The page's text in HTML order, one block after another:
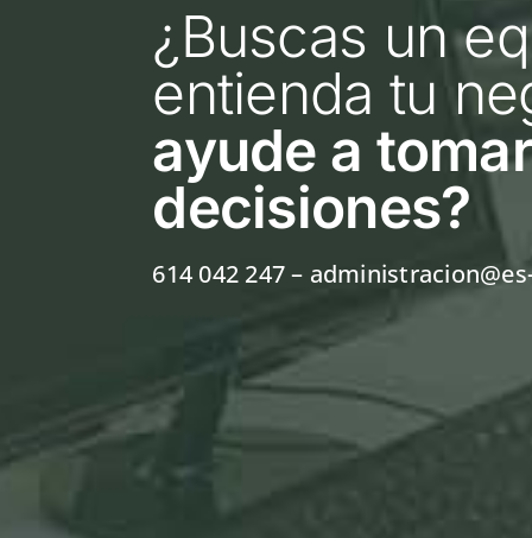
¿Buscas un
entienda tu
ayude a
decisiones?
614 042 247–